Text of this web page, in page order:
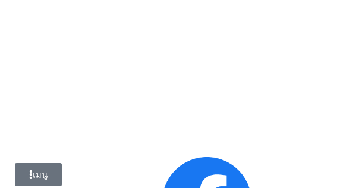
เมนู